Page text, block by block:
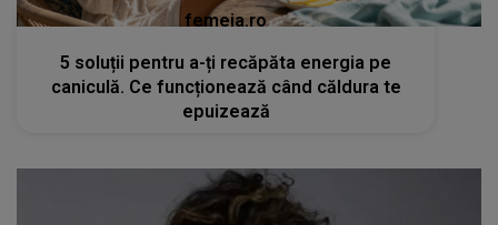
femeia.ro
5 soluții pentru a-ți recăpăta energia pe
caniculă. Ce funcționează când căldura te
epuizează